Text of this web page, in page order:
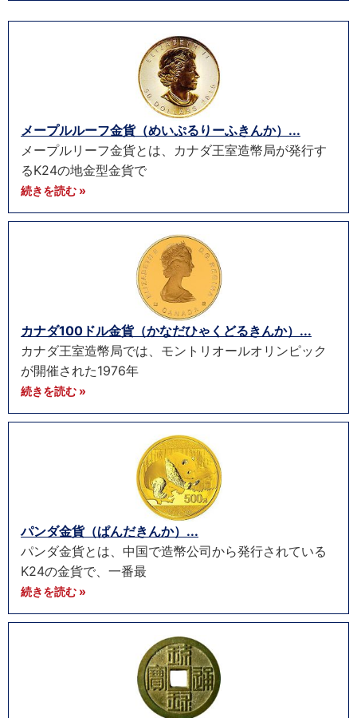
メープルルーフ金貨（めいぷるりーふきんか）...
メープルリーフ金貨とは、カナダ王室造幣局が発行す
るK24の地金型金貨で
続きを読む »
カナダ100ドル金貨（かなだひゃくどるきんか）...
カナダ王室造幣局では、モントリオールオリンピック
が開催された1976年
続きを読む »
パンダ金貨（ぱんだきんか）...
パンダ金貨とは、中国で造幣公司から発行されている
K24の金貨で、一番最
続きを読む »